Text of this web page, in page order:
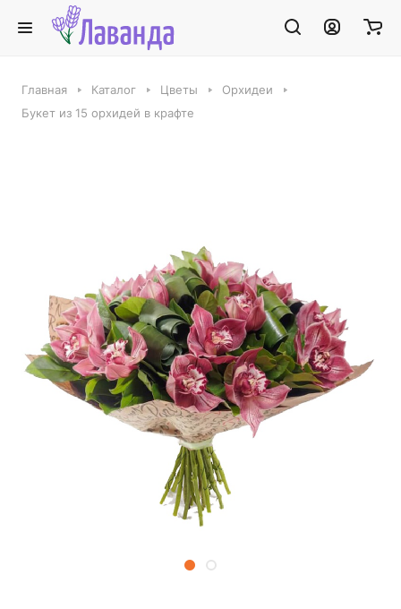
Главная Каталог Цветы
Орхидеи
Букет из 15 орхидей в крафте